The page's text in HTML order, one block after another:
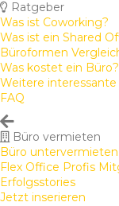
Ratgeber
Was ist Coworking?
Was ist ein Shared
Büroformen
Was kostet ein Büro?
Weitere
FAQ
Büro vermieten
Büro
Flex Office Profis
Erfolgsstories
Jetzt inserieren